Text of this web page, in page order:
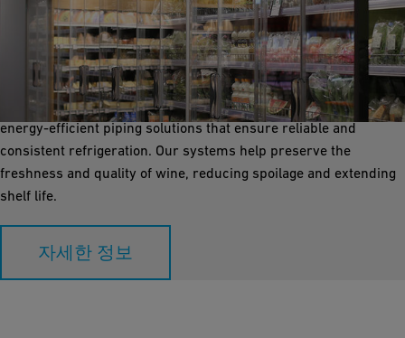
Refrigeration
Refrigeration systems are essential for storing grapes, must,
and finished wine at optimal temperatures in wineries. GF
Industry and Infrastructure Flow Solutions provides advanced,
energy-efficient piping solutions that ensure reliable and
consistent refrigeration. Our systems help preserve the
freshness and quality of wine, reducing spoilage and extending
shelf life.
자세한 정보